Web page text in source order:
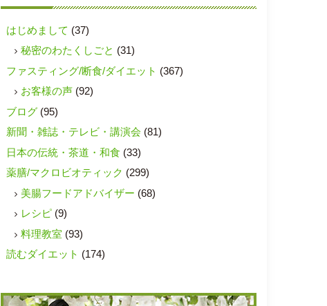
はじめまして (37)
秘密のわたくしごと (31)
ファスティング/断食/ダイエット (367)
お客様の声(92)
ブログ(95)
新聞・雑誌・テレビ・講演会 (81)
日本の伝統・茶道・和食 (33)
薬膳/マクロビオティック (299)
美腸フードアドバイザー (68)
レシピ(9)
料理教室 (93)
読むダイエット (174)